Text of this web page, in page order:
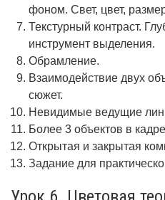
фоном. Свет, цвет,
Текстурный контраст.
инструмент выделения.
Обрамление.
Взаимодействие двух
сюжет.
Невидимые ведущие
Более 3 объектов в
Открытая и закрытая
Задание для